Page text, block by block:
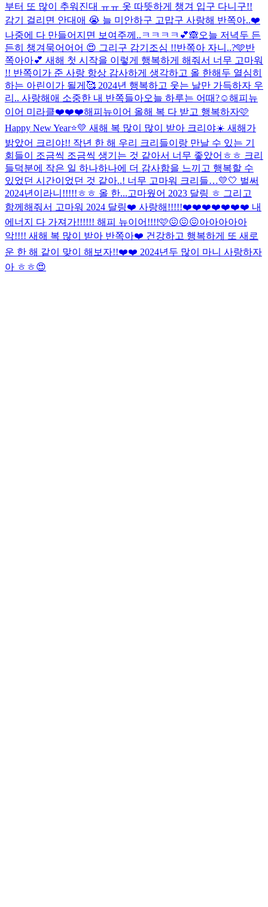
부터 또 많이 추워진대 ㅠㅠ 옷 따뜻하게 챙겨 입구 다니구!!
감기 걸리면 안대애 😭 늘 미안하구 고맙구 사랑해 반쪽아..❤️
나중에 다 만들어지면 보여주께..ㅋㅋㅋㅋ💕🙈오늘 저녁두 든
든히 챙겨묵어어어 😍 그리구 감기조심 !!반쪽아 자니..?🩵반
쪽아아💕 새해 첫 시작을 이렇게 행복하게 해줘서 너무 고마워
!! 반쪽이가 준 사랑 항상 감사하게 생각하고 올 한해두 열심히
하는 아린이가 될게🥰 2024년 행복하고 웃는 날만 가득하자 우
리.. 사랑해애 소중한 내 반쪽들아오늘 하루는 어때?☺️해피뉴
이어 미라클❤️❤️❤️해피뉴이어 올해 복 다 받고 행복하자🩷
Happy New Year⭐️💛 새해 복 많이 많이 받아 크리야☀️ 새해가
밝았어 크리야!! 작년 한 해 우리 크리들이랑 만날 수 있는 기
회들이 조금씩 조금씩 생기는 것 같아서 너무 좋았어ㅎㅎ 크리
들덕분에 작은 일 하나하나에 더 감사함을 느끼고 행복할 수
있었던 시간이었던 것 같아..! 너무 고마워 크리들…💛🤍 벌써
2024년이라니!!!!!ㅎㅎ 올 한...고마웠어 2023 달링 ㅎ 그리고
함께해줘서 고마워 2024 달링❤️ 사랑해!!!!!❤️❤️❤️❤️❤️❤️❤️ 내
에너지 다 가져가!!!!!! 해피 뉴이어!!!!🩷😖😖😖아아아아아
악!!!! 새해 복 많이 받아 반쪽아❤️ 건강하고 행복하게 또 새로
운 한 해 같이 맞이 해보자!!❤️❤️ 2024년두 많이 마니 사랑하자
아 ㅎㅎ😍